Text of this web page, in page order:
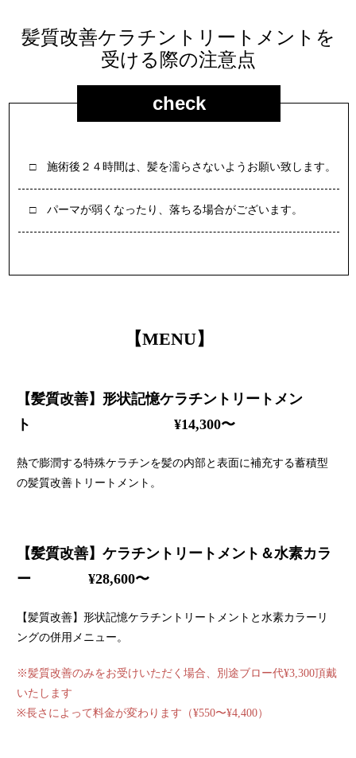
髪質改善ケラチントリートメントを
受ける際の注意点
check
施術後２４時間は、髪を濡らさないようお願い致します。
パーマが弱くなったり、落ちる場合がございます。
【MENU】
【髪質改善】形状記憶ケラチントリートメン
ト ¥14,300〜
熱で膨潤する特殊ケラチンを髪の内部と表面に補充する蓄積型
の髪質改善トリートメント。
【髪質改善】ケラチントリートメント＆水素カラ
ー ¥28,600〜
【髪質改善】形状記憶ケラチントリートメントと水素カラーリ
ングの併用メニュー。
※髪質改善のみをお受けいただく場合、別途ブロー代¥3,300頂戴
いたします
※長さによって料金が変わります（¥550〜¥4,400）